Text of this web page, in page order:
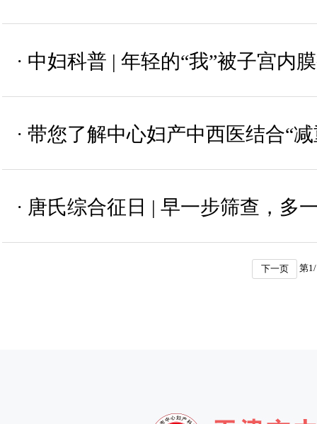
· 中妇科普 | 年轻的“我”被子宫内
· 带您了解中心妇产中西医结合“
· 唐氏综合征日 | 早一步筛查，多
下一页 第1/